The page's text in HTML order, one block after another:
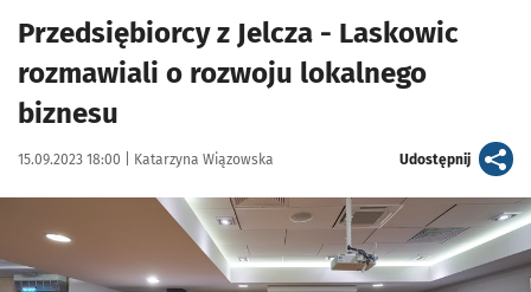
Przedsiębiorcy z Jelcza - Laskowic
rozmawiali o rozwoju lokalnego
biznesu
Data publikacji:
15.09.2023 18:00 | Autor:
Katarzyna Wiązowska Udostępnijartykuł
Kliknij, aby zobaczyć galerię
Kliknij, aby powiększyć